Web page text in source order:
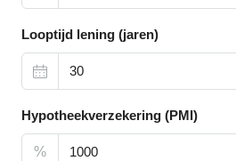
Looptijd lening (jaren)
Hypotheekverzekering (PMI)
%